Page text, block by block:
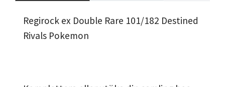
Regirock ex Double Rare 101/182 Destined
Rivals Pokemon